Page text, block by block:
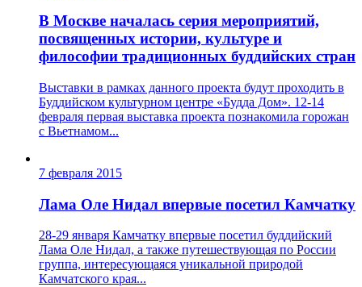
В Москве началась серия мероприятий,
посвященных истории, культуре и
философии традиционных буддийских стран
Выставки в рамках данного проекта будут проходить в
Буддийском культурном центре «Будда Дом». 12-14
февраля первая выставка проекта познакомила горожан
с Вьетнамом...
7 февраля 2015
Лама Оле Нидал впервые посетил Камчатку
28-29 января Камчатку впервые посетил буддийский
Лама Оле Нидал, а также путешествующая по России
группа, интересующаяся уникальной природой
Камчатского края...